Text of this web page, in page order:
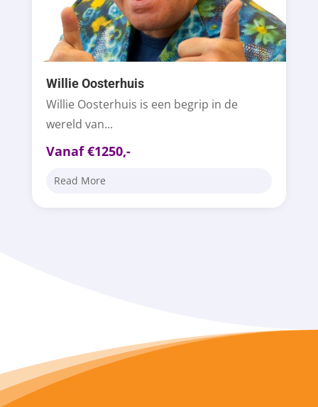
Willie Oosterhuis
Willie Oosterhuis is een begrip in de
wereld van...
Vanaf €1250,-
Read More